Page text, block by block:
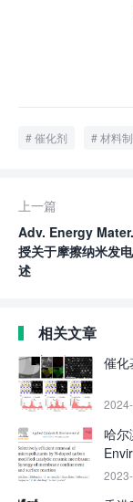
催化剂 材料
上一篇
Adv. Energy
授关于摩擦纳米发
述
相关文章
催化
哈尔
微污